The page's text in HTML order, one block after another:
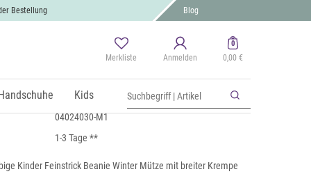
Bestellung Blog
Merkliste Anmelden
0
0,00 €
Kids
mit Krempe
zzgl.Versand
04024030-M1
1-3 Tage **
Kinder Feinstrick Beanie Winter Mütze mit breiter Krempe